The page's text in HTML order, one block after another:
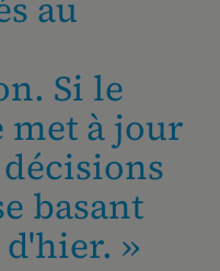
au
Si le
met à jour
basant
»